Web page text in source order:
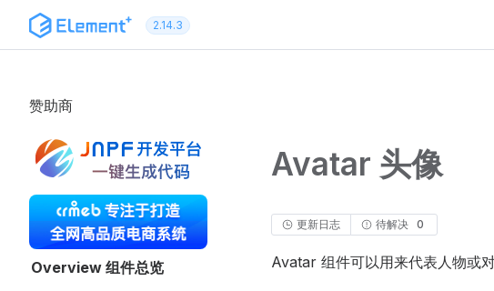
跳转到内容 2.14.3
赞助商
Overview 组件总览
Avatar 头像
更新日志 待解决 0
Avatar 组件可以用来代表人物或